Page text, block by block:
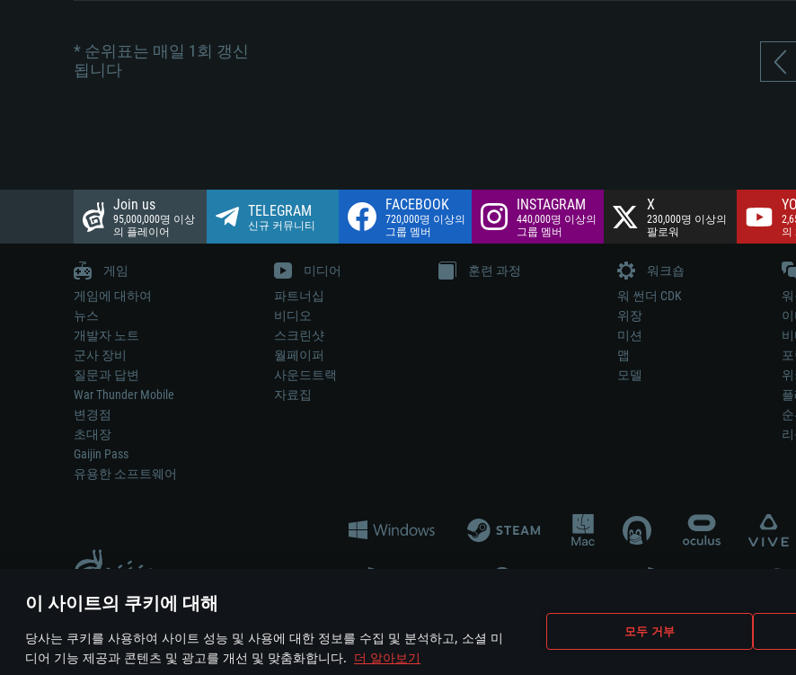
이 사이트의 쿠키에 대해
당사는 쿠키를 사용하여 사이트 성능 및 사용에 대한 정보를 수집 및 분석하고, 소셜 미
디어 기능 제공과 콘텐츠 및 광고를 개선 및 맞춤화합니다. 더 알아보기
모두 거부
* 순위표는 매일 1회 갱신
됩니다
Join us
95,000,000명 이상
의 플레이어
TELEGRAM
신규 커뮤니티
FACEBOOK
720,000명 이상의
그룹 멤버
INSTAGRAM
440,000명 이상의
그룹 멤버
X
230,000명 이상의
팔로워
의
게임
게임에 대하여
뉴스
개발자 노트
군사 장비
질문과 답변
War Thunder Mobile
변경점
초대장
Gaijin Pass
유용한 소프트웨어
미디어
파트너십
비디오
스크린샷
월페이퍼
사운드트랙
자료집
훈련 과정
워크숍
워 썬더 CDK
위장
미션
맵
모델
게임 에서 어떠한 현실의 무기나 차량을 묘사하는 것은 무기 개발 업체나 장비 제조 업체가 게임 개발 후원 또는 홍보에 참여하지 않습
© 2011—2026 Gaijin Games Kft. All trademarks, logos and brand names are the property of their respective owners.
이용 약관 이용 약관